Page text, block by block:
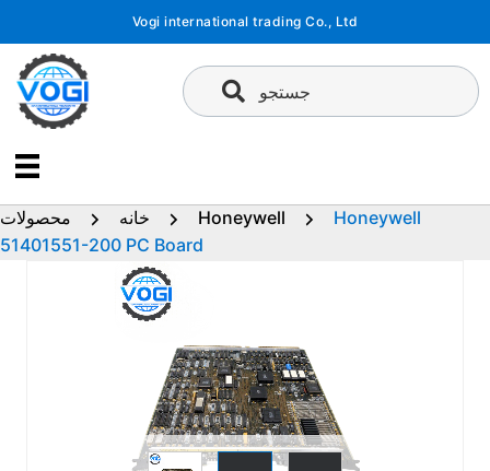
محتوا
Vogi international trading Co., Ltd
جستجو
خانه محصولات Honeywell
Honeywell
51401551-200 PC Board